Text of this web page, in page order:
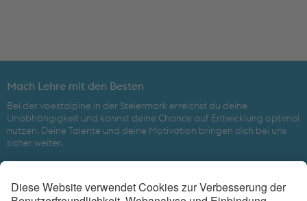
Mach Lehre mit den Besten
Bei der voestalpine in der Steiermark erreichst du deine
Unabhängigkeit und kannst deine Chance auf Entwicklung optimal
nutzen. Deine Talente und deine Motivation bringen dich bei uns
sicher weiter.
gesichert.